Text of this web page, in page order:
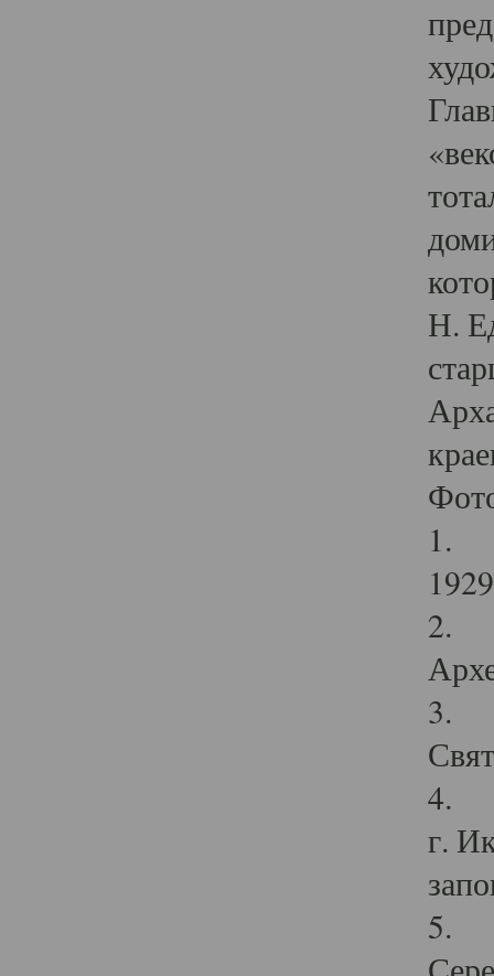
Н.
1.
2.
3.
4.
г.
5.